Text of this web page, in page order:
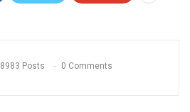
8983 Posts 0 Comments